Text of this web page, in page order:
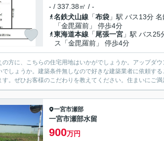
- / 337.38㎡ / -
名鉄犬山線 「布袋 」駅 バス13分 名
「金毘羅前」 停歩4分
東海道本線 「尾張一宮 」駅 バス25
ス「金毘羅前」 停歩4分
の方に、こちらの住宅用地はいかがでしょうか。アップダ
でしょうか。建築条件無しなので好きな建築業者に依頼す
す。ぜひお客様のこだわりを教えてください。住まいにご
一宮市瀬部
一宮市瀬部水留
900万円